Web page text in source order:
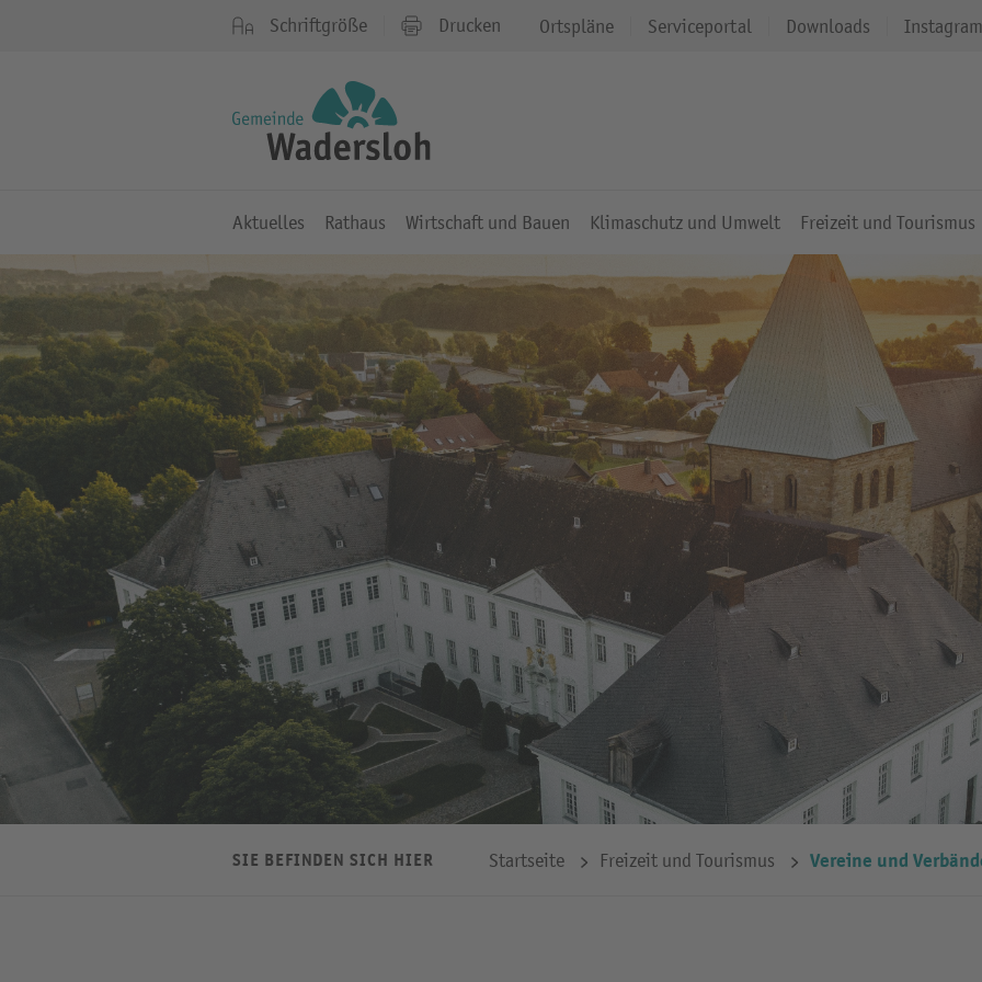
Schriftgröße Drucken Ortspläne Serviceportal Downloads Instagram
Aktuelles Rathaus Wirtschaft und Bauen Klimaschutz und Umwelt Freizeit und Tourismus
SIE BEFINDEN SICH HIER Startseite Freizeit und Tourismus Vereine und